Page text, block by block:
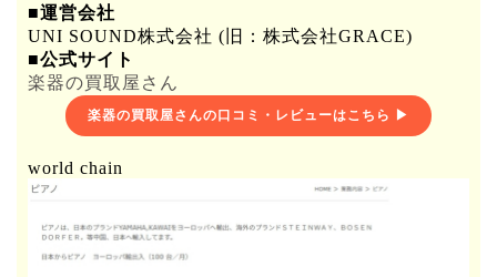
■運営会社
UNI SOUND株式会社 (旧：株式会社GRACE)
■公式サイト
楽器の買取屋さん
楽器の買取屋さんの口コミ・レビューはこちら ▶
world chain